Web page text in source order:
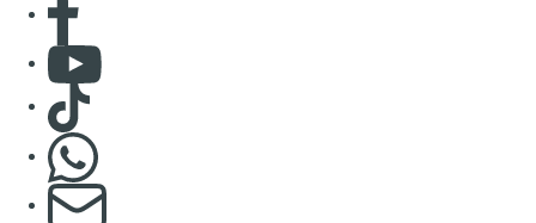
Consulter Youtube
Consulter TikTok
S'abonner à notre newsletter